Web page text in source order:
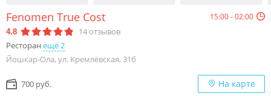
Fenomen True Cost 15:00 - 02:00
4.8 14отзывов
Ресторан ещё 2
Йошкар-Ола, ул. Кремлёвская, 31б
700 руб. На карте